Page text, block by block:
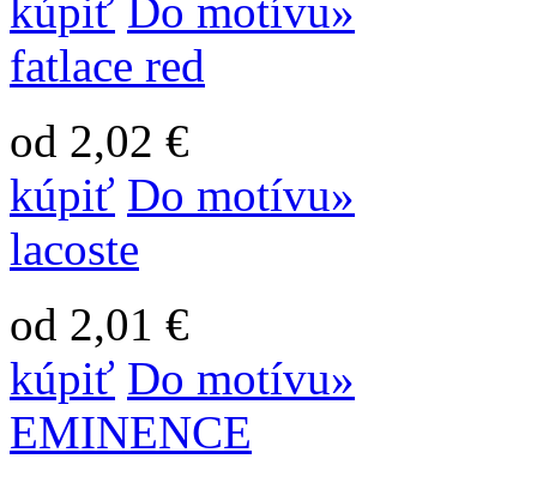
kúpiť Do motívu»
fatlace red
od 2,02 €
kúpiť Do motívu»
lacoste
od 2,01 €
kúpiť Do motívu»
EMINENCE